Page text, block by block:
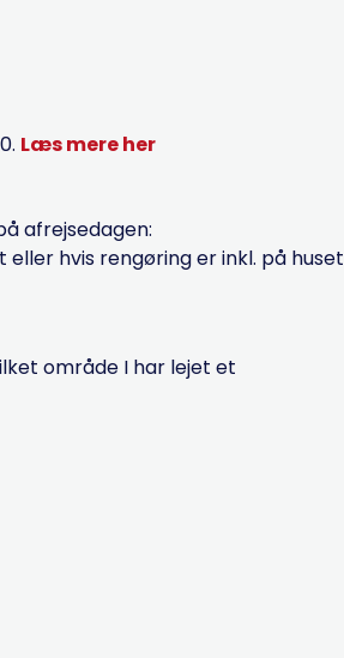
Læs mere her
afrejsedagen:
eller hvis rengøring er inkl. på huset
område I har lejet et